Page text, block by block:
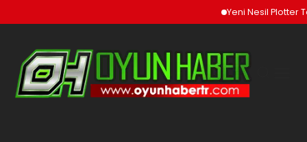
Yeni Nesil Plotter